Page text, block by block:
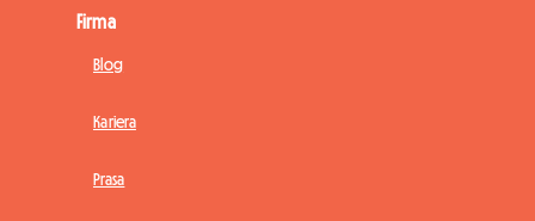
Firma
Blog
Kariera
Prasa